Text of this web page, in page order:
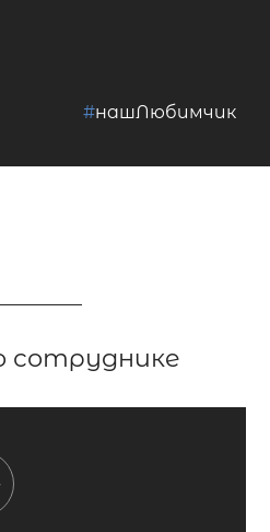
#нашЛюбимчик